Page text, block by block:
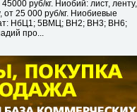
руб/кг. Ниобий: лист, ленту,
от 25 000 руб/кг. Ниобиевые
НбЦ1; 5ВМЦ; ВН2; ВН3; ВН6;
про...